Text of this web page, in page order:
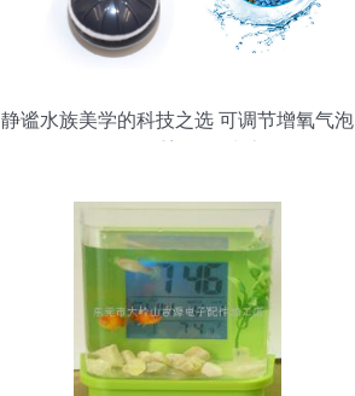
静谧水族美学的科技之选 可调节增氧气泡